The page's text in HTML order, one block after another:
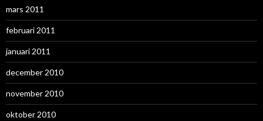
mars 2011
februari 2011
januari 2011
december 2010
november 2010
oktober 2010